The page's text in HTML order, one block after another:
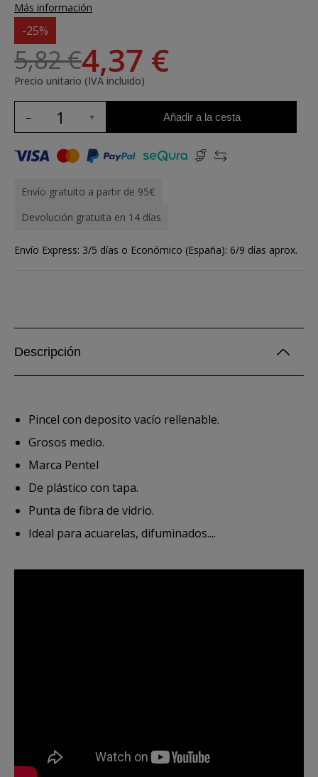
Más información
-25%
5,82 €4,37 €
Precio unitario (IVA incluido)
Añadir a la cesta
Envío gratuito a partir de 95€
Devolución gratuita en 14 días
Envío Express: 3/5 días o Económico (España): 6/9 días aprox.
Descripción
Pincel con deposito vacío rellenable.
Grosos medio.
Marca Pentel
De plástico con tapa.
Punta de fibra de vidrio.
Ideal para acuarelas, difuminados....